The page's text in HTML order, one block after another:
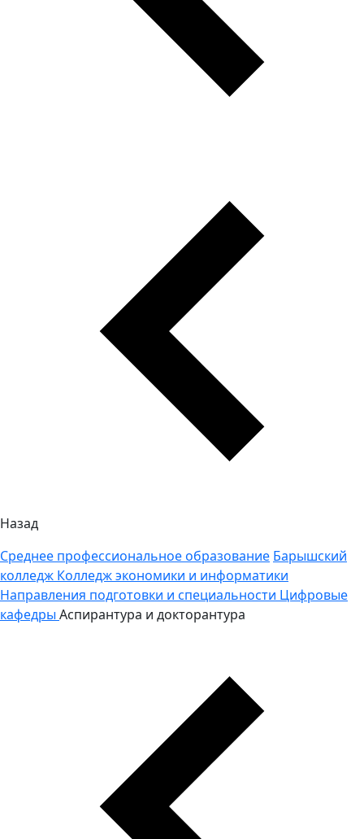
Назад
Среднее профессиональное образование Барышский
колледж Колледж экономики и информатики
Направления подготовки и специальности Цифровые
кафедры Аспирантура и докторантура